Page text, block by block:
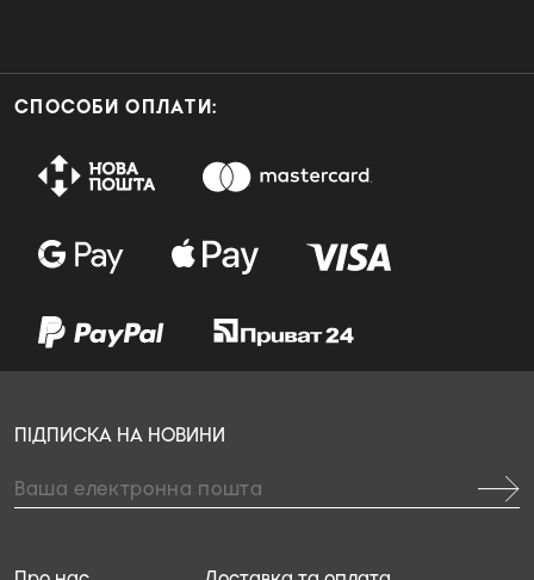
СПОСОБИ ОПЛАТИ:
ПІДПИСКА НА НОВИНИ